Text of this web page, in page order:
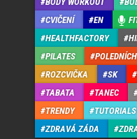
CVIČENÍ
EN
HEALTHFACTORY
PILATES
ROZCVIČKA
SK
TABATA
TANEC
TRENDY
TUTORIALS
ZDRAVÁ ZÁDA